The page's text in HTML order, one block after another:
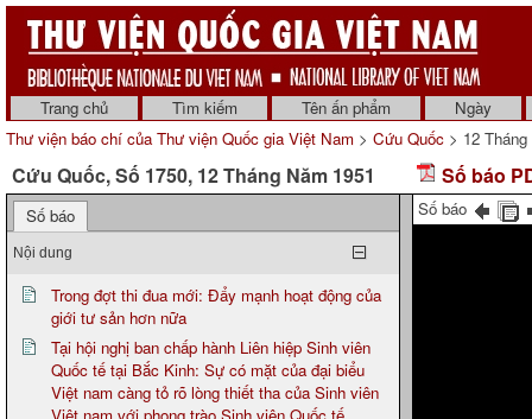
Trang chủ Tìm kiếm Tên ấn phẩm
Ngày
Thư viện báo chí của Thư viện Quốc gia Việt Nam > Cứu Quốc > 12
Cứu Quốc, Số 1750, 12 Tháng Năm 1951 Số báo
Số báo
Nội dung
Trong đợt thi đua mới: Đẩy mạnh hoạt động của
giới tư sản hơn nữa
Tại hội nghị ban chấp hành Liên hiệp Sinh viên
Quốc tế tại Bắc Kinh: Sự có mặt của đại biểu
Việt nam càng tỏ rõ lòng thiết tha của Sinh viên
Số báo